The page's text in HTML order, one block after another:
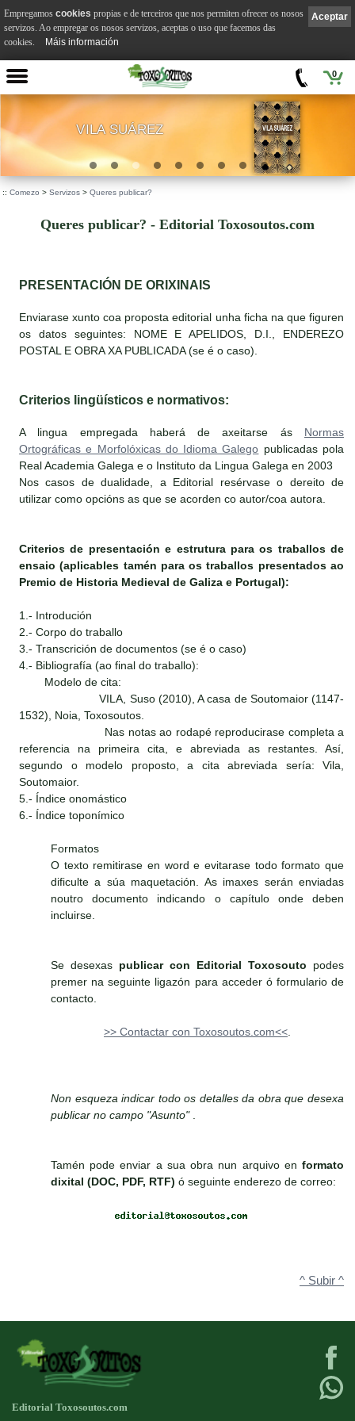
0
VILA SUÁREZ
:: Comezo > Servizos > Queres publicar?
Queres publicar? - Editorial Toxosoutos.com
PRESENTACIÓN DE ORIXINAIS
Enviarase xunto coa proposta editorial unha ficha na que figuren
os datos seguintes: NOME E APELIDOS, D.I., ENDEREZO
POSTAL E OBRA XA PUBLICADA (se é o caso).
Criterios lingüísticos e normativos:
A lingua empregada haberá de axeitarse ás Normas
Ortográficas e Morfolóxicas do Idioma Galego publicadas pola
Real Academia Galega e o Instituto da Lingua Galega en 2003
Nos casos de dualidade, a Editorial resérvase o dereito de
utilizar como opcións as que se acorden co autor/coa autora.
Criterios de presentación e estrutura para os traballos de
ensaio (aplicables tamén para os traballos presentados ao
Premio de Historia Medieval de Galiza e Portugal):
1.- Introdución
2.- Corpo do traballo
3.- Transcrición de documentos (se é o caso)
4.- Bibliografía (ao final do traballo):
Modelo de cita:
VILA, Suso (2010), A casa de Soutomaior (1147-
1532), Noia, Toxosoutos.
Nas notas ao rodapé reproducirase completa a
referencia na primeira cita, e abreviada as restantes. Así,
segundo o modelo proposto, a cita abreviada sería: Vila,
Soutomaior.
5.- Índice onomástico
6.- Índice toponímico
Formatos
O texto remitirase en word e evitarase todo formato que
dificulte a súa maquetación. As imaxes serán enviadas
noutro documento indicando o capítulo onde deben
incluirse.
Se desexas publicar con Editorial Toxosouto podes
premer na seguinte ligazón para acceder ó formulario de
contacto.
>> Contactar con Toxosoutos.com<<.
Non esqueza indicar todo os detalles da obra que desexa
publicar no campo "Asunto" .
Tamén pode enviar a sua obra nun arquivo en formato
dixital (DOC, PDF, RTF) ó seguinte enderezo de correo:
^ Subir ^
Editorial Toxosoutos.com
Aceptar
Empregamos cookies propias e de terceiros que nos permiten ofrecer os nosos
servizos. Ao empregar os nosos servizos, aceptas o uso que facemos das
cookies.
Máis información